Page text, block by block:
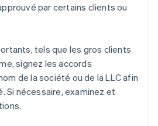
par certains clients ou
tels que les gros clients
signez les accords
de la société ou de la LLC afin
Si nécessaire, examinez et